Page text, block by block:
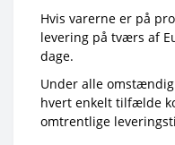
Hvis varerne er på
levering på tværs af
dage.
Under alle
hvert enkelt tilfælde
omtrentlige